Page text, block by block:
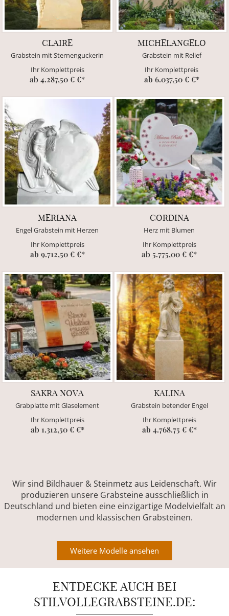
CLAIRE
Grabstein mit Sternenguckerin
Ihr Komplettpreis
ab 4.287,50 € €*
MICHELANGELO
Grabstein mit Relief
Ihr Komplettpreis
ab 6.037,50 € €*
MERIANA
Engel Grabstein mit Herzen
Ihr Komplettpreis
ab 9.712,50 € €*
CORDINA
Herz mit Blumen
Ihr Komplettpreis
ab 5.775,00 € €*
SAKRA NOVA
Grabplatte mit Glaselement
Ihr Komplettpreis
ab 1.312,50 € €*
KALINA
Grabstein betender Engel
Ihr Komplettpreis
ab 4.768.75 € €*
Wir sind Bildhauer & Steinmetz aus Leidenschaft. Wir
produzieren unsere Grabsteine ausschließlich in
Deutschland und bieten eine einzigartige Modelvielfalt an
modernen und klassischen Grabsteinen.
Weitere Modelle ansehen
ENTDECKE AUCH BEI
STILVOLLEGRABSTEINE.DE: